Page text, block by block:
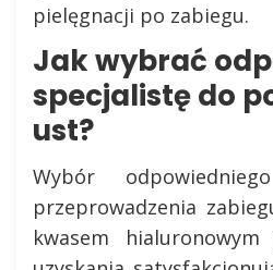
pielęgnacji po zabiegu.
Jak wybrać
specjalistę do
ust?
Wybór
przeprowadzenia
kwasem